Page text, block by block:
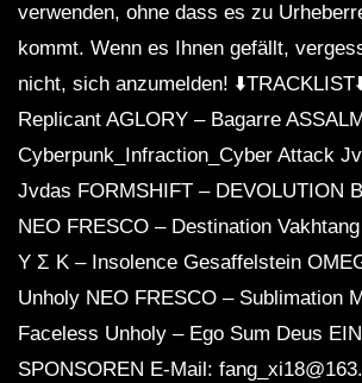
verwenden, ohne dass es zu
kommt. Wenn es Ihnen gefällt,
nicht, sich anzumelden!
Replicant AGLORY – Bagarre
Cyberpunk_Infraction_Cyber ​​Attack
Jvdas FORMSHIFT – DEVOLUTION
NEO FRESCO – Destination
Y Σ K – Insolence Gesaffelstein
Unholy NEO FRESCO – Sublimation
Faceless Unholy – Ego Sum Deus
SPONSOREN E-Mail: